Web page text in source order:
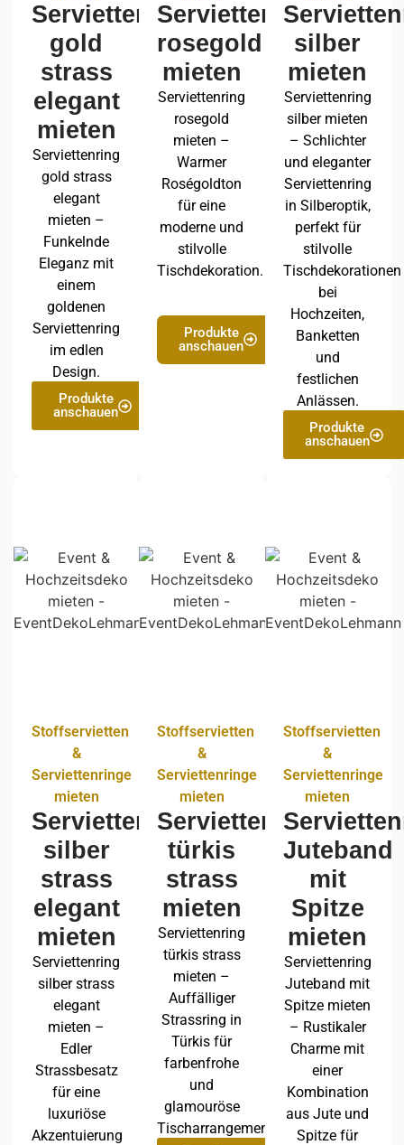
Serviettenring
gold
strass
elegant
mieten
Serviettenring
gold strass
elegant
mieten –
Funkelnde
Eleganz mit
einem
goldenen
Serviettenring
im edlen
Design.
Produkte
anschauen
Serviettenring
rosegold
mieten
Serviettenring
rosegold
mieten –
Warmer
Roségoldton
für eine
moderne und
stilvolle
Tischdekoration.
Produkte
anschauen
silber
mieten
Serviettenring
silber mieten
– Schlichter
und eleganter
Serviettenring
in Silberoptik,
perfekt für
stilvolle
Tischdekorationen
bei
Hochzeiten,
Banketten
und
festlichen
Anlässen.
Produkte
anschauen
Stoffservietten
&
Serviettenringe
mieten
Serviettenring
silber
strass
elegant
mieten
Serviettenring
silber strass
elegant
mieten –
Edler
Strassbesatz
für eine
luxuriöse
Akzentuierung
Stoffservietten
&
Serviettenringe
mieten
Serviettenring
türkis
strass
mieten
Serviettenring
türkis strass
mieten –
Auffälliger
Strassring in
Türkis für
farbenfrohe
und
glamouröse
Tischarrangements.
Stoffservietten
&
Serviettenringe
mieten
Juteband
mit
Spitze
mieten
Serviettenring
Juteband mit
Spitze mieten
– Rustikaler
Charme mit
einer
Kombination
aus Jute und
Spitze für